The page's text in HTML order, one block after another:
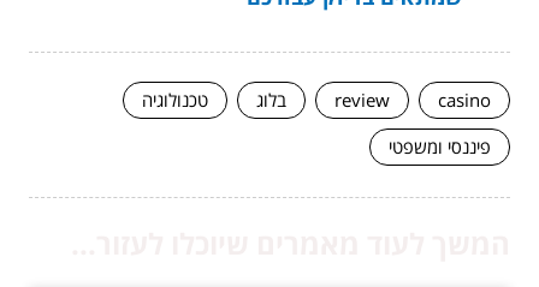
casino
review בלוג
טכנולוגיה
פיננסי ומשפטי